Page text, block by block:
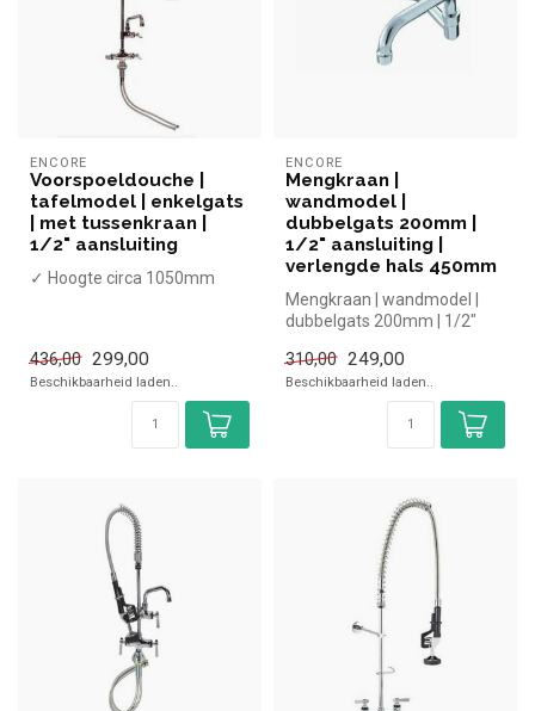
ENCORE
Voorspoeldouche |
tafelmodel | enkelgats
| met tussenkraan |
1/2" aansluiting
✓ Hoogte circa 1050mm
436,00 299,00
Beschikbaarheid laden..
ENCORE
Mengkraan |
wandmodel |
dubbelgats 200mm |
1/2" aansluiting |
verlengde hals 450mm
Mengkraan | wandmodel |
dubbelgats 200mm | 1/2"
450...
310,00 249,00
Beschikbaarheid laden..